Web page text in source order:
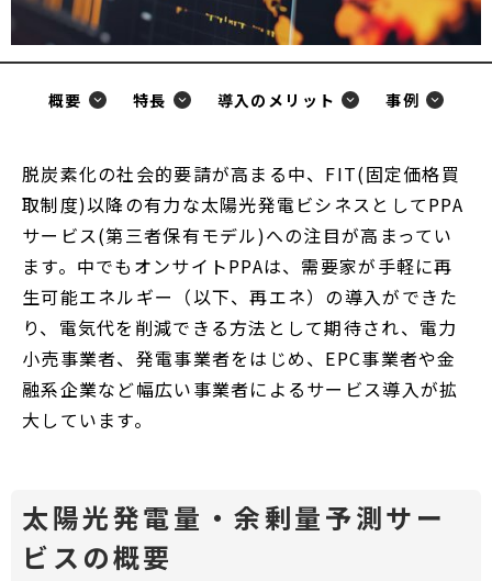
概要 特長 導入のメリット 事例
脱炭素化の社会的要請が高まる中、FIT(固定価格買
取制度)以降の有力な太陽光発電ビシネスとしてPPA
サービス(第三者保有モデル)への注目が高まってい
ます。中でもオンサイトPPAは、需要家が手軽に再
生可能エネルギー（以下、再エネ）の導入ができた
り、電気代を削減できる方法として期待され、電力
小売事業者、発電事業者をはじめ、EPC事業者や金
融系企業など幅広い事業者によるサービス導入が拡
大しています。
太陽光発電量・余剰量予測サー
ビスの概要